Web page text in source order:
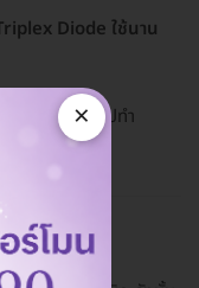
Diode ใช้นาน
สามารถกลับไปทำ
นิกหรือไม่?
×